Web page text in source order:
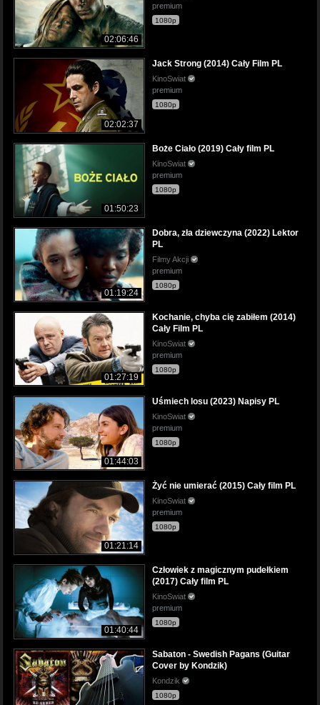
02:06:46
premium
1080p
02:02:37
Jack Strong (2014) Cały Film PL
KinoSwiat
premium
1080p
01:50:23
Boże Ciało (2019) Cały film PL
KinoSwiat
premium
1080p
01:19:24
Dobra, zła dziewczyna (2022) Lektor
PL
Filmy Akcji
premium
1080p
01:27:19
Kochanie, chyba cię zabiłem (2014)
Cały Film PL
KinoSwiat
premium
1080p
01:44:03
Uśmiech losu (2023) Napisy PL
KinoSwiat
premium
1080p
01:21:14
Żyć nie umierać (2015) Cały film PL
KinoSwiat
premium
1080p
01:40:44
Człowiek z magicznym pudełkiem
(2017) Cały film PL
KinoSwiat
premium
1080p
Sabaton - Swedish Pagans (Guitar
Cover by Kondzik)
Kondzik
1080p